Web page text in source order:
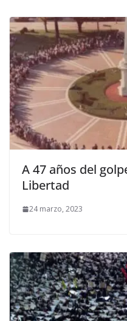
A 47 años del
Libertad
24 marzo, 2023